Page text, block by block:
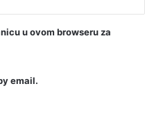
u ovom browseru za
email.